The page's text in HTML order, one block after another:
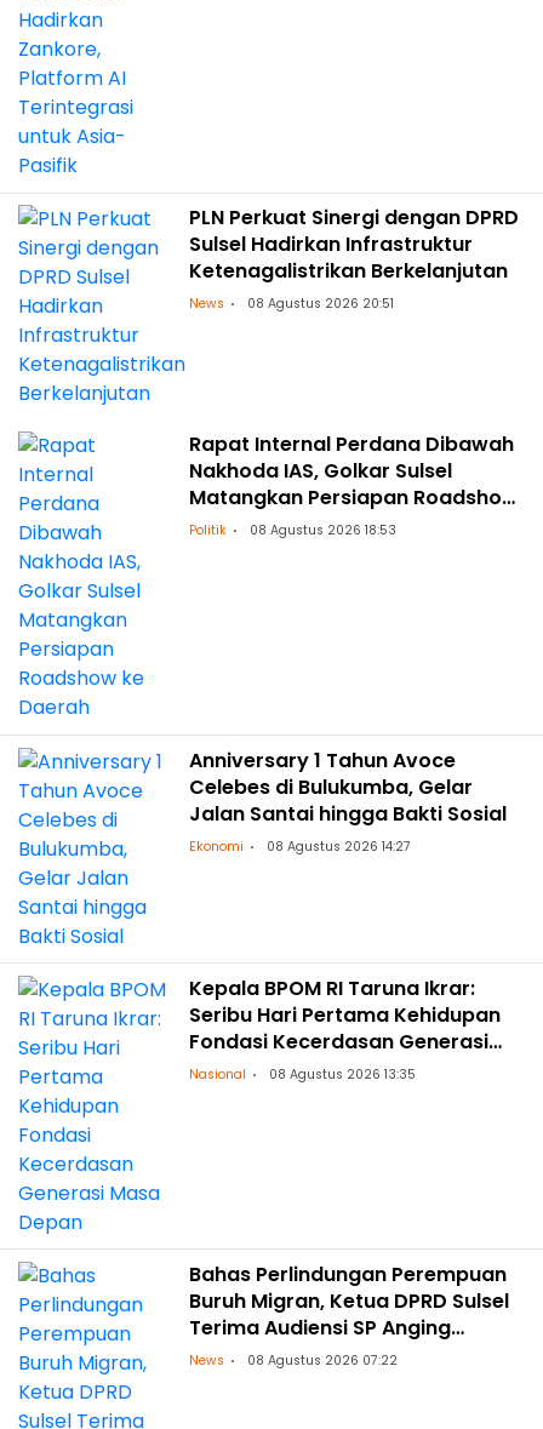
PLN Perkuat Sinergi dengan DPRD
Sulsel Hadirkan Infrastruktur
Ketenagalistrikan Berkelanjutan
News 08 Agustus 2026 20:51
Rapat Internal Perdana Dibawah
Nakhoda IAS, Golkar Sulsel
Matangkan Persiapan Roadshow
ke Daerah
Politik 08 Agustus 2026 18:53
Anniversary 1 Tahun Avoce
Celebes di Bulukumba, Gelar
Jalan Santai hingga Bakti Sosial
Ekonomi 08 Agustus 2026 14:27
Kepala BPOM RI Taruna Ikrar:
Seribu Hari Pertama Kehidupan
Fondasi Kecerdasan Generasi
Masa Depan
Nasional 08 Agustus 2026 13:35
Bahas Perlindungan Perempuan
Buruh Migran, Ketua DPRD Sulsel
Terima Audiensi SP Anging
Mammiri
News 08 Agustus 2026 07:22